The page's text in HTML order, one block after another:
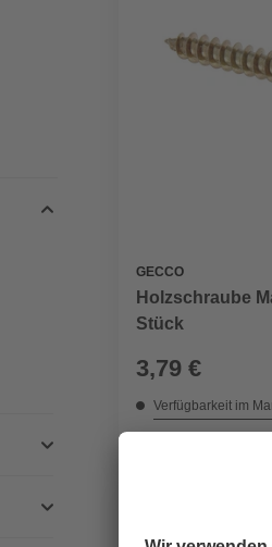
GECCO
Holzschraube
Stück
3,79 €
Verfügbarkeit im